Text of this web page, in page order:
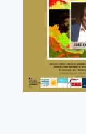
Política de
Bruit de